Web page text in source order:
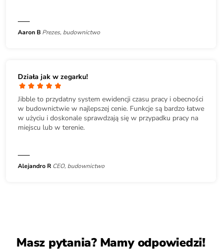
Aaron B Prezes, budownictwo
Działa jak w zegarku!
Jibble to przydatny system ewidencji czasu pracy i obecności
w budownictwie w najlepszej cenie. Funkcje są bardzo łatwe
w użyciu i doskonale sprawdzają się w przypadku pracy na
miejscu lub w terenie.
Alejandro R CEO, budownictwo
Masz pytania? Mamy odpowiedzi!